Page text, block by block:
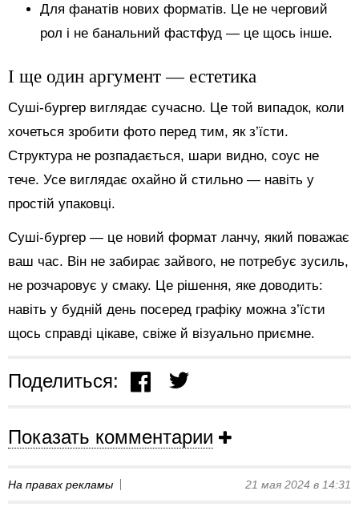
Для фанатів нових форматів. Це не черговий
рол і не банальний фастфуд — це щось інше.
І ще один аргумент — естетика
Суші-бургер виглядає сучасно. Це той випадок, коли
хочеться зробити фото перед тим, як з’їсти.
Структура не розпадається, шари видно, соус не
тече. Усе виглядає охайно й стильно — навіть у
простій упаковці.
Суші-бургер — це новий формат ланчу, який поважає
ваш час. Він не забирає зайвого, не потребує зусиль,
не розчаровує у смаку. Це рішення, яке доводить:
навіть у будній день посеред графіку можна з’їсти
щось справді цікаве, свіже й візуально приємне.
Поделиться:
Показать комментарии
На правах рекламы 21 мая 2024 в 14:31